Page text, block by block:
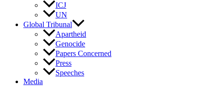
ICJ
UN
Global Tribunal
Apartheid
Genocide
Papers Concerned
Press
Speeches
Media